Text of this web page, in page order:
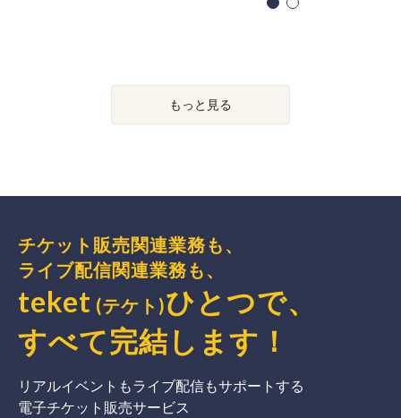
もっと見る
チケット販売関連業務も、
ライブ配信関連業務も、
teket (テケト)ひとつで、
すべて完結 します ！
リアルイベントもライブ配信もサポートする
電子チケット販売サービス